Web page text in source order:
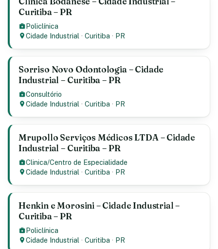
Curitiba – PR
Policlínica
Cidade Industrial ·Curitiba · PR
Sorriso Novo Odontologia – Cidade
Industrial – Curitiba – PR
Consultório
Cidade Industrial ·Curitiba · PR
Mrupollo Serviços Médicos LTDA – Cidade
Industrial – Curitiba – PR
Clinica/Centro de Especialidade
Cidade Industrial ·Curitiba · PR
Henkin e Morosini – Cidade Industrial –
Curitiba – PR
Policlínica
Cidade Industrial ·Curitiba · PR